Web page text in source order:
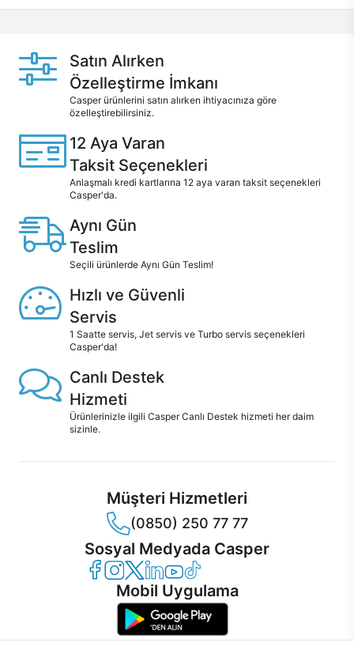
Satın Alırken
Özelleştirme İmkanı
Casper ürünlerini satın alırken ihtiyacınıza göre
özelleştirebilirsiniz.
12 Aya Varan
Taksit Seçenekleri
Anlaşmalı kredi kartlarına 12 aya varan taksit seçenekleri
Casper'da.
Aynı Gün
Teslim
Seçili ürünlerde Aynı Gün Teslim!
Hızlı ve Güvenli
Servis
1 Saatte servis, Jet servis ve Turbo servis seçenekleri
Casper'da!
Canlı Destek
Hizmeti
Ürünlerinizle ilgili Casper Canlı Destek hizmeti her daim
sizinle.
Müşteri Hizmetleri
(0850) 250 77 77
Sosyal Medyada Casper
Casper Facebook
Casper Instagram
Casper Twitter
Casper LinkedIn
Casper YouTube
Casper TikTok
Mobil Uygulama